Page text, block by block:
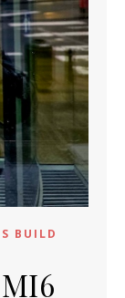
BUILD